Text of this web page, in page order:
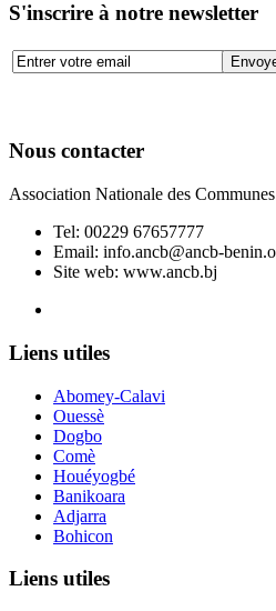
S'inscrire à notre newsletter
Nous contacter
Association Nationale des
Tel: 00229 67657777
Email: info.ancb@ancb-
Site web: www.ancb.bj
Liens utiles
Abomey-Calavi
Ouessè
Dogbo
Comè
Houéyogbé
Banikoara
Adjarra
Bohicon
Liens utiles